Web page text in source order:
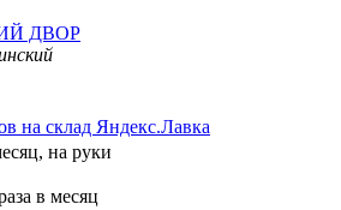
ДВОР
на склад Яндекс.Лавка
на руки
в месяц